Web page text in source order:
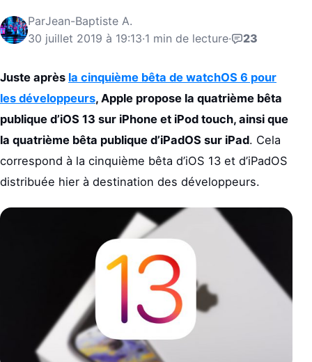
ParJean-Baptiste A.
30 juillet 2019 à 19:13·1 min de lecture· 23
Juste après la cinquième bêta de watchOS 6 pour
les développeurs, Apple propose la quatrième bêta
publique d’iOS 13 sur iPhone et iPod touch, ainsi que
la quatrième bêta publique d’iPadOS sur iPad. Cela
correspond à la cinquième bêta d’iOS 13 et d’iPadOS
distribuée hier à destination des développeurs.